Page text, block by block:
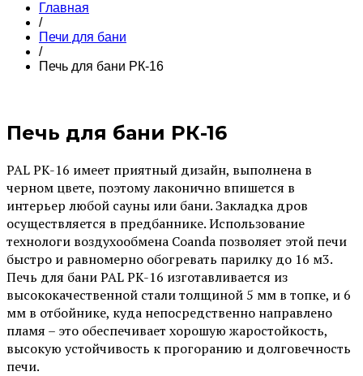
Главная
/
Печи для бани
/
Печь для бани PК-16
Печь для бани PК-16
PAL PK-16 имеет приятный дизайн, выполнена в
черном цвете, поэтому лаконично впишется в
интерьер любой сауны или бани. Закладка дров
осуществляется в предбаннике. Использование
технологи воздухообмена Coanda позволяет этой печи
быстро и равномерно обогревать парилку до 16 м3.
Печь для бани PAL PK-16 изготавливается из
высококачественной стали толщиной 5 мм в топке, и 6
мм в отбойнике, куда непосредственно направлено
пламя – это обеспечивает хорошую жаростойкость,
высокую устойчивость к прогоранию и долговечность
печи.